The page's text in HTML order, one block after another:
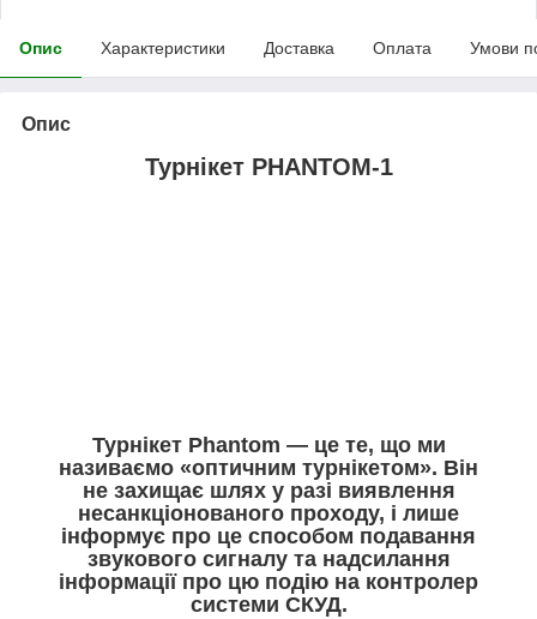
Опис Характеристики Доставка Оплата Умови
Опис
Турнікет PHANTOM-1
Турнікет Phantom — це те, що ми
називаємо «оптичним турнікетом». Він
не захищає шлях у разі виявлення
несанкціонованого проходу, і лише
інформує про це способом подавання
звукового сигналу та надсилання
інформації про цю подію на контролер
системи СКУД.